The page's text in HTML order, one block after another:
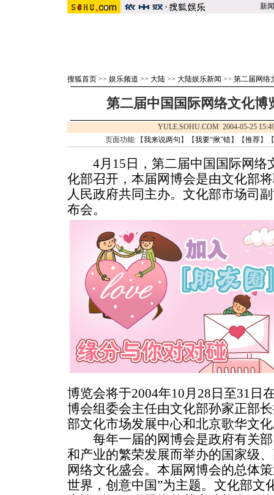
新闻
搜狐首页 >> 娱乐频道 >> 大陆 >> 大陆娱乐新闻 >> 第二届网络
第二届中国国际网络文化博
YULE.SOHU.COM 2004-05-25
页面功能 【我来说两句 】【我要“揪”错】【推荐】
4月15日，第二届中国国际网络
化部召开，本届网博会是由文化部
人民政府共同主办。文化部市场司
布会。
博览会将于2004年10月28日至31日
博会组委会主任由文化部孙家正部
部文化市场发展中心和北京歌华文
每年一届的网博会是政府有关部
和产业的繁荣发展而举办的国家级
网络文化盛会。本届网博会的总体
世界，创意中国”为主题。文化部文